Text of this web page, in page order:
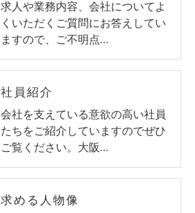
求人や業務内容、会社についてよ
くいただくご質問にお答えしてい
ますので、ご不明点…
社員紹介
会社を支えている意欲の高い社員
たちをご紹介していますのでぜひ
ご覧ください。大阪…
求める人物像